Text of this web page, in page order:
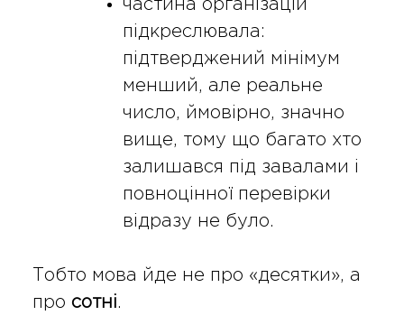
частина організацій
підкреслювала:
підтверджений мінімум
менший, але реальне
число, ймовірно, значно
вище, тому що багато хто
залишався під завалами і
повноцінної перевірки
відразу не було.
Тобто мова йде не про «десятки», а
про сотні.